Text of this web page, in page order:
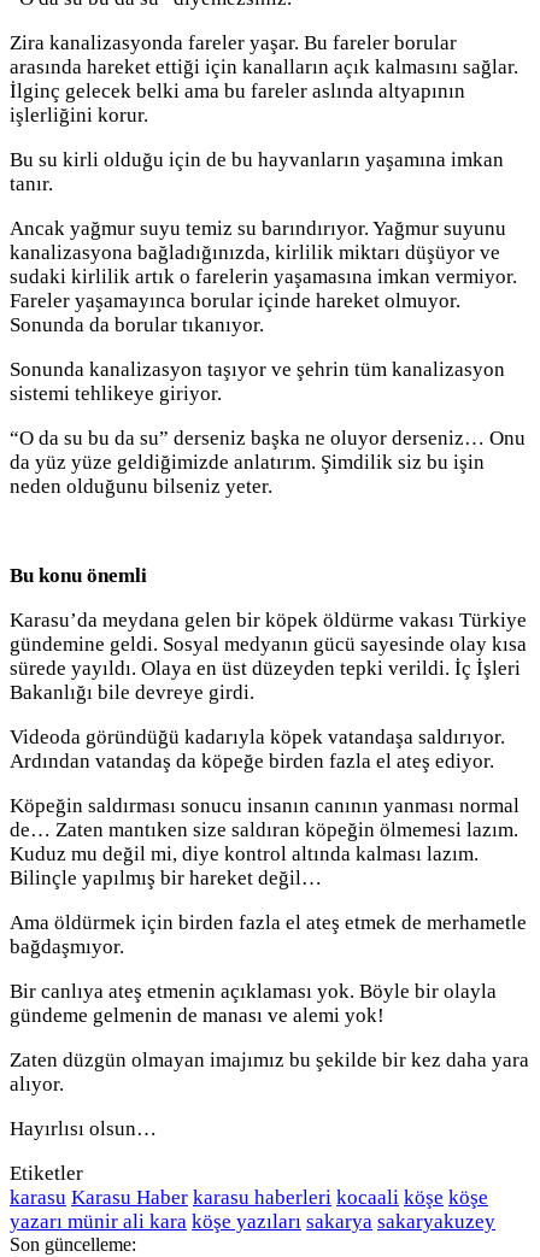
Zira kanalizasyonda fareler yaşar. Bu fareler borular
arasında hareket ettiği için kanalların açık kalmasını sağlar.
İlginç gelecek belki ama bu fareler aslında altyapının
işlerliğini korur.
Bu su kirli olduğu için de bu hayvanların yaşamına imkan
tanır.
Ancak yağmur suyu temiz su barındırıyor. Yağmur suyunu
kanalizasyona bağladığınızda, kirlilik miktarı düşüyor ve
sudaki kirlilik artık o farelerin yaşamasına imkan vermiyor.
Fareler yaşamayınca borular içinde hareket olmuyor.
Sonunda da borular tıkanıyor.
Sonunda kanalizasyon taşıyor ve şehrin tüm kanalizasyon
sistemi tehlikeye giriyor.
“O da su bu da su” derseniz başka ne oluyor derseniz… Onu
da yüz yüze geldiğimizde anlatırım. Şimdilik siz bu işin
neden olduğunu bilseniz yeter.
Bu konu önemli
Karasu’da meydana gelen bir köpek öldürme vakası Türkiye
gündemine geldi. Sosyal medyanın gücü sayesinde olay kısa
sürede yayıldı. Olaya en üst düzeyden tepki verildi. İç İşleri
Bakanlığı bile devreye girdi.
Videoda göründüğü kadarıyla köpek vatandaşa saldırıyor.
Ardından vatandaş da köpeğe birden fazla el ateş ediyor.
Köpeğin saldırması sonucu insanın canının yanması normal
de… Zaten mantıken size saldıran köpeğin ölmemesi lazım.
Kuduz mu değil mi, diye kontrol altında kalması lazım.
Bilinçle yapılmış bir hareket değil…
Ama öldürmek için birden fazla el ateş etmek de merhametle
bağdaşmıyor.
Bir canlıya ateş etmenin açıklaması yok. Böyle bir olayla
gündeme gelmenin de manası ve alemi yok!
Zaten düzgün olmayan imajımız bu şekilde bir kez daha yara
alıyor.
Hayırlısı olsun…
Etiketler
karasu Karasu Haber karasu haberleri kocaali köşe köşe
yazarı münir ali kara köşe yazıları sakarya sakaryakuzey
Son güncelleme: